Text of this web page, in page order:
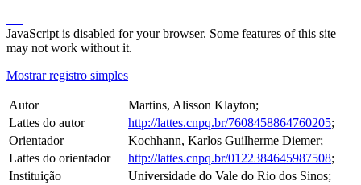
JavaScript is disabled for your browser. Some features of this site
may not work without it.
Mostrar registro simples
Autor
Martins, Alisson Klayton;
Lattes do autor
http://lattes.cnpq.br/7608458864760205;
Orientador
Kochhann, Karlos Guilherme Diemer;
Lattes do orientador
http://lattes.cnpq.br/0122384645987508;
Instituição
Universidade do Vale do Rio dos Sinos;